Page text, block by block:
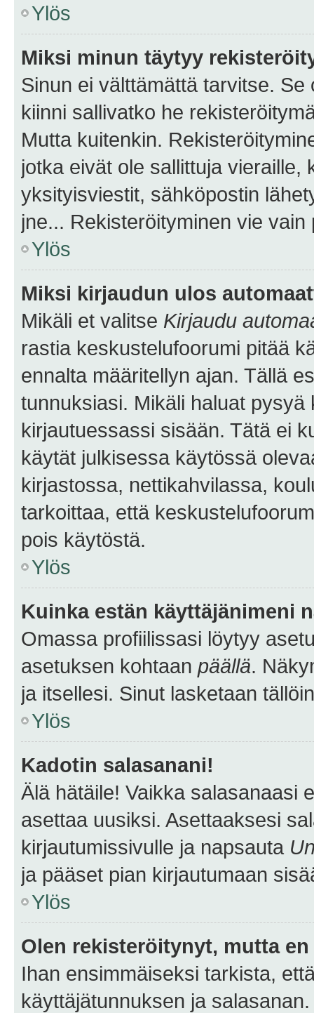
Ylös
Miksi minun täytyy
Sinun ei välttämättä tarvitse.
kiinni sallivatko he
Mutta kuitenkin.
jotka eivät ole sallittuja vieraille,
yksityisviestit, sähköpostin
jne... Rekisteröityminen vie
Ylös
Miksi kirjaudun ulos
Mikäli et valitse Kirjaudu
rastia keskustelufoorumi pitää
ennalta määritellyn ajan. Tällä
tunnuksiasi. Mikäli haluat
kirjautuessassi sisään. Tätä ei
käytät julkisessa käytössä
kirjastossa, nettikahvilassa,
tarkoittaa, että
pois käytöstä.
Ylös
Kuinka estän käyttäjänimeni
Omassa profiilissasi löytyy
asetuksen kohtaan päällä.
ja itsellesi. Sinut lasketaan
Ylös
Kadotin salasanani!
Älä hätäile! Vaikka salasanaasi
asettaa uusiksi. Asettaaksesi
kirjautumissivulle ja napsauta
ja pääset pian kirjautumaan
Ylös
Olen rekisteröitynyt, mutta
Ihan ensimmäiseksi tarkista,
käyttäjätunnuksen ja